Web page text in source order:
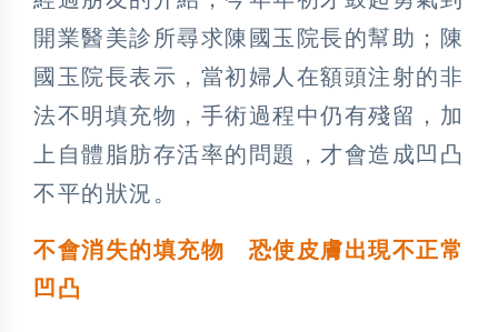
開業醫美診所尋求陳國玉院長的幫助；陳
國玉院長表示，當初婦人在額頭注射的非
法不明填充物，手術過程中仍有殘留，加
上自體脂肪存活率的問題，才會造成凹凸
不平的狀況。
不會消失的填充物 恐使皮膚出現不正常
凹凸